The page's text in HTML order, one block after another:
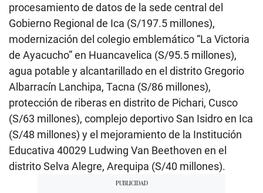
procesamiento de datos de la sede central del
Gobierno Regional de Ica (S/197.5 millones),
modernización del colegio emblemático “La Victoria
de Ayacucho” en Huancavelica (S/95.5 millones),
agua potable y alcantarillado en el distrito Gregorio
Albarracín Lanchipa, Tacna (S/86 millones),
protección de riberas en distrito de Pichari, Cusco
(S/63 millones), complejo deportivo San Isidro en Ica
(S/48 millones) y el mejoramiento de la Institución
Educativa 40029 Ludwing Van Beethoven en el
distrito Selva Alegre, Arequipa (S/40 millones).